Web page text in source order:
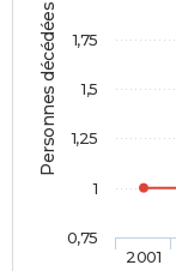
Personnes décédées
2001
0,75
1
1,25
1,5
1,75